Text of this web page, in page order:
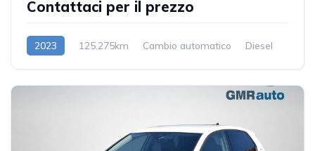
Contattaci per il prezzo
2023 125.275km Cambio automatico Diesel